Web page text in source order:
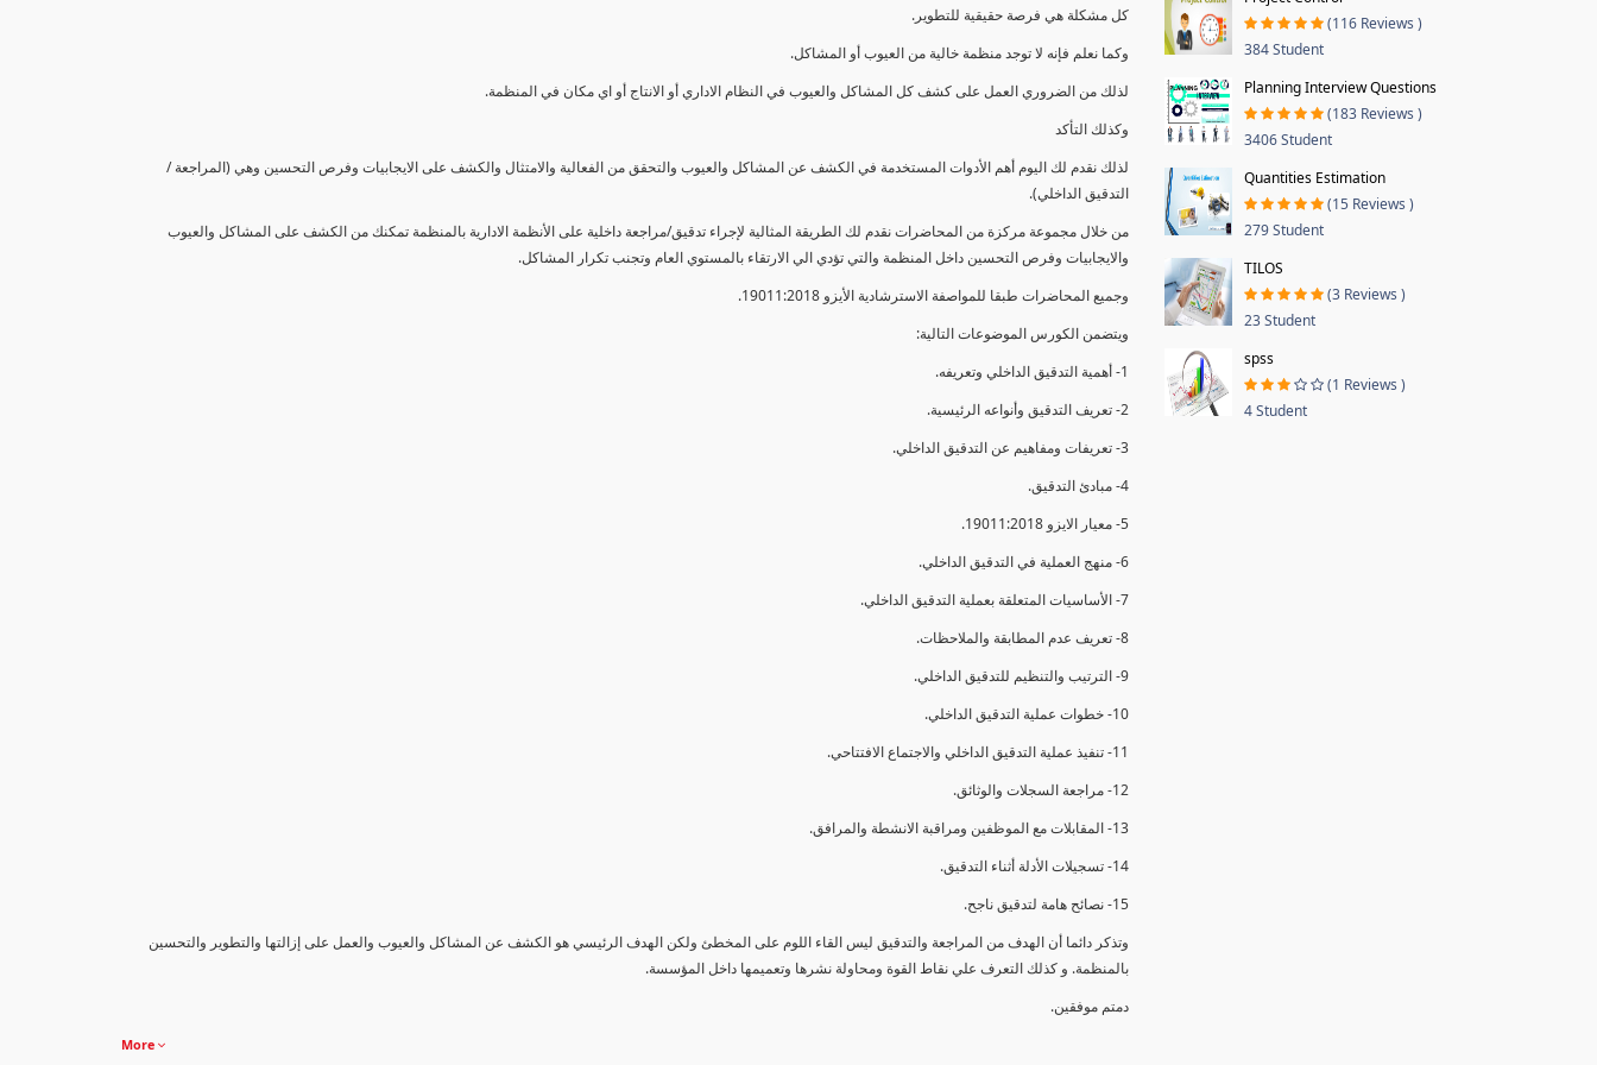
كل مشكلة هي فرصة حقيقية للتطوير.
وكما نعلم فإنه لا توجد منظمة خالية من العيوب أو المشاكل.
لذلك من الضروري العمل على كشف كل المشاكل والعيوب في النظام الاداري أو الانتاج أو اي مكان في المنظمة.
وكذلك التأكد
لذلك نقدم لك اليوم أهم الأدوات المستخدمة في الكشف عن المشاكل والعيوب والتحقق من الفعالية والامتثال والكشف على الايجابيات وفرص التحسين وهي (المراجعة /
التدقيق الداخلي).
من خلال مجموعة مركزة من المحاضرات نقدم لك الطريقة المثالية لإجراء تدقيق/مراجعة داخلية على الأنظمة الادارية بالمنظمة تمكنك من الكشف على المشاكل والعيوب
والايجابيات وفرص التحسين داخل المنظمة والتي تؤدي الي الارتقاء بالمستوي العام وتجنب تكرار المشاكل.
وجميع المحاضرات طبقا للمواصفة الاسترشادية الأيزو 19011:2018.
ويتضمن الكورس الموضوعات التالية:
1- أهمية التدقيق الداخلي وتعريفه.
2- تعريف التدقيق وأنواعه الرئيسية.
3- تعريفات ومفاهيم عن التدقيق الداخلي.
4- مبادئ التدقيق.
5- معيار الايزو 19011:2018.
6- منهج العملية في التدقيق الداخلي.
7- الأساسيات المتعلقة بعملية التدقيق الداخلي.
8- تعريف عدم المطابقة والملاحظات.
9- الترتيب والتنظيم للتدقيق الداخلي.
10- خطوات عملية التدقيق الداخلي.
11- تنفيذ عملية التدقيق الداخلي والاجتماع الافتتاحي.
12- مراجعة السجلات والوثائق.
13- المقابلات مع الموظفين ومراقبة الانشطة والمرافق.
14- تسجيلات الأدلة أثناء التدقيق.
15- نصائح هامة لتدقيق ناجح.
وتذكر دائما أن الهدف من المراجعة والتدقيق ليس القاء اللوم على المخطئ ولكن الهدف الرئيسي هو الكشف عن المشاكل والعيوب والعمل على إزالتها والتطوير والتحسين
بالمنظمة. و كذلك التعرف علي نقاط القوة ومحاولة نشرها وتعميمها داخل المؤسسة.
دمتم موفقين.
More
(116 Reviews )
384 Student
Planning Interview Questions
(183 Reviews )
3406 Student
Quantities Estimation
(15 Reviews )
279 Student
TILOS
(3 Reviews )
23 Student
spss
(1 Reviews )
4 Student